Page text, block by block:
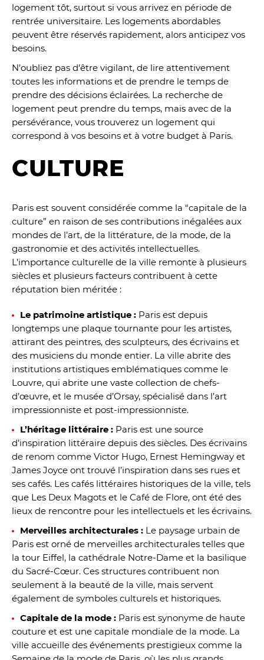
logement tôt, surtout si vous arrivez en période de
rentrée universitaire. Les logements abordables
peuvent être réservés rapidement, alors anticipez vos
besoins.
N’oubliez pas d’être vigilant, de lire attentivement
toutes les informations et de prendre le temps de
prendre des décisions éclairées. La recherche de
logement peut prendre du temps, mais avec de la
persévérance, vous trouverez un logement qui
correspond à vos besoins et à votre budget à Paris.
CULTURE
Paris est souvent considérée comme la “capitale de la
culture” en raison de ses contributions inégalées aux
mondes de l’art, de la littérature, de la mode, de la
gastronomie et des activités intellectuelles.
L’importance culturelle de la ville remonte à plusieurs
siècles et plusieurs facteurs contribuent à cette
réputation bien méritée :
Le patrimoine artistique : Paris est depuis
longtemps une plaque tournante pour les artistes,
attirant des peintres, des sculpteurs, des écrivains et
des musiciens du monde entier. La ville abrite des
institutions artistiques emblématiques comme le
Louvre, qui abrite une vaste collection de chefs-
d’œuvre, et le musée d’Orsay, spécialisé dans l’art
impressionniste et post-impressionniste.
L’héritage littéraire : Paris est une source
d’inspiration littéraire depuis des siècles. Des écrivains
de renom comme Victor Hugo, Ernest Hemingway et
James Joyce ont trouvé l’inspiration dans ses rues et
ses cafés. Les cafés littéraires historiques de la ville, tels
que Les Deux Magots et le Café de Flore, ont été des
lieux de rencontre pour les intellectuels et les écrivains.
Merveilles architecturales : Le paysage urbain de
Paris est orné de merveilles architecturales telles que
la tour Eiffel, la cathédrale Notre-Dame et la basilique
du Sacré-Cœur. Ces structures contribuent non
seulement à la beauté de la ville, mais servent
également de symboles culturels et historiques.
Capitale de la mode : Paris est synonyme de haute
couture et est une capitale mondiale de la mode. La
ville accueille des événements prestigieux comme la